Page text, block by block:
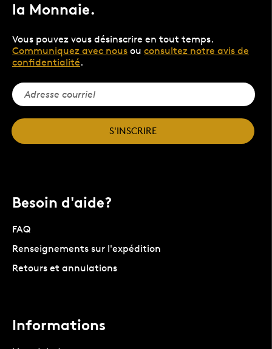
la Monnaie.
Vous pouvez vous désinscrire en tout temps.
Communiquez avec nous ou consultez notre avis de
confidentialité.
S'INSCRIRE
Besoin d'aide?
FAQ
Renseignements sur l'expédition
Retours et annulations
Informations